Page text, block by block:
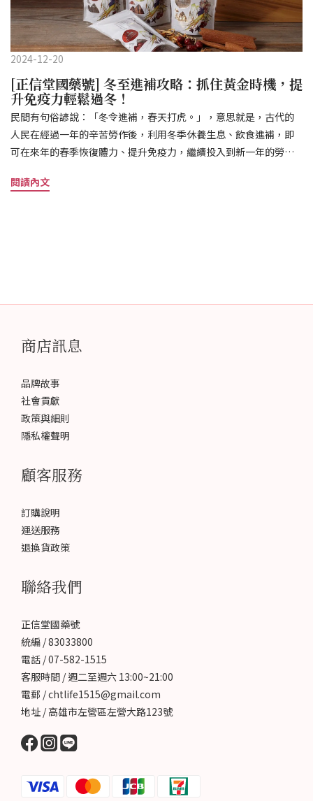
2024-12-20
[正信堂國藥號] 冬至進補攻略：抓住黃金時機，提
升免疫力輕鬆過冬！
民間有句俗諺說：「冬令進補，春天打虎。」，意思就是，古代的
人民在經過一年的辛苦勞作後，利用冬季休養生息、飲食進補，即
可在來年的春季恢復體力、提升免疫力，繼續投入到新一年的勞作
補時節：冬令進補有三種說法：一是在立冬後至立春前；二是在冬
月。天寒胃口變好，這時人體活動與消耗也減少了，攝取的營養會
五行上屬水，在人體上對應的內臟是腎臟，在中醫學中不僅僅指腎
體的生命力，養腎可以長壽。一年四季都能養腎，冬天腎氣最強，
利用此時來養護生命元氣最得時，而且事半功倍。進補要點：1。多
食黑色食材從陰陽五行來說，冬天養腎最得其時。黑色食物對應腎
臟，比如：黑豆、黑芝麻、紫黑米、香菇、黑木耳、烏骨雞、黑海
取得入腎補腎好時機。2。溫和平補冬天養生在於「藏」，養精蓄銳
固生命之本，也為來年儲備能量。但是「補冬」可不要補過頭，補
湯調理包從霜降以後，「四神湯」就被推薦為平補的藥膳，一年四
季皆適合食用，可以健脾補胃，增強保衛身心的能量。-臘八粥《燕
京歲時記》中記載：「臘八粥者，用黃米（*黍）、白米、江米（＊
合水煮熟」，另外，用「染紅桃仁、杏仁、瓜子、花生、榛穰、松
以作點染。」作早餐食用，暖和一整天。臘八粥所用的食材均為甘
溫平補的食品，都有調脾胃、補中益氣、補氣養血、驅寒強身、生
津止渴的功效。暖呼呼的臘八粥，補身更暖心，適合冬天平補。3。
進補方子中醫講八綱辯證、寒熱虛實，冬天雖然是進補好時機，一
樣要講究個人身體的陰陽平衡，進補前先請教中醫問診了解自己的
體質。常見的補方，例如「四物」、「八珍」、「十全大補」、
虛，補中益氣，開胃健身，益腎氣…」，其中加入黃耆等常見的中
避開生冷食物飲料在冬季不要吃多生冷食物，因為吃多了生冷食
物，會過度消耗我們體內的氣血能量；涼水和冰飲料進入體內也會
閱讀內文
商店訊息
品牌故事
社會貢獻
政策與細則
隱私權聲明
顧客服務
訂購說明
運送服務
退換貨政策
聯絡我們
正信堂國藥號
統編 / 83033800
電話 / 07-582-1515
客服時間 / 週二至週六 13:00~21:00
電郵 / chtlife1515@gmail.com
地址 / 高雄市左營區左營大路123號